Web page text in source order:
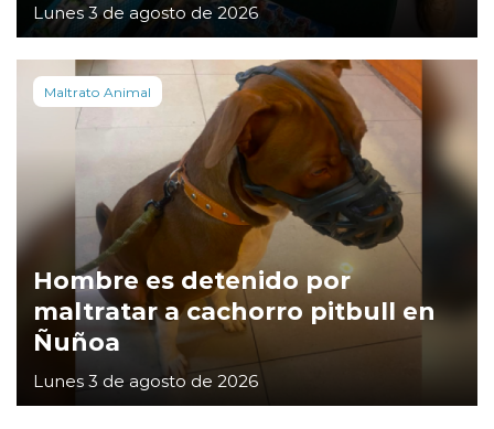
Lunes 3 de agosto de 2026
Maltrato Animal
Hombre es detenido por
maltratar a cachorro pitbull en
Ñuñoa
Lunes 3 de agosto de 2026